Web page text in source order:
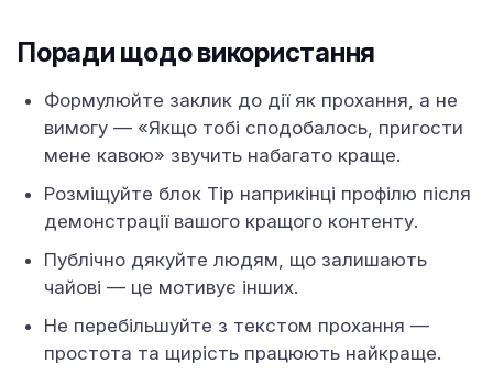
Поради щодо використання
Формулюйте заклик до дії як прохання, а не
вимогу — «Якщо тобі сподобалось, пригости
мене кавою» звучить набагато краще.
Розміщуйте блок Tip наприкінці профілю після
демонстрації вашого кращого контенту.
Публічно дякуйте людям, що залишають
чайові — це мотивує інших.
Не перебільшуйте з текстом прохання —
простота та щирість працюють найкраще.